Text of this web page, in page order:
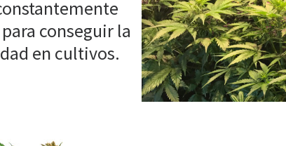
conseguir la
en cultivos.